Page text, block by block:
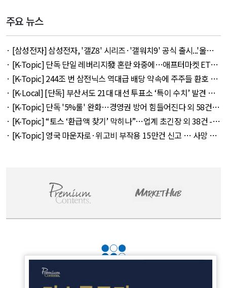
주요 뉴스
· [삼성전자] 삼성전자, '갤Z8' 시리즈·'갤워치9' 공식 출시...'울트
라' 257만 7300원 외 51건 - August 6, 2026
· [K-Topic] 단독 단일 레버리지發 혼란 와중에…애프터마켓 ETF
거래 강행 외 71건 - August 6, 2026
· [K-Topic] 244조 번 삼전닉스 역대급 배당 약속에 주주들 환호 외
21건 - August 6, 2026
· [K-Local] [단독] 부산서도 21대 대선 투표소 ‘특이 수치’ 발견 외
14건 - August 6, 2026
· [K-Topic] 단독 '5%룰' 완화…경영권 방어 힘들어진다 외 58건 -
August 7, 2026
· [K-Topic] “토스 ‘환급액 찾기’ 막히나”…업계 초긴장 외 38건 -
August 6, 2026
· [K-Topic] 영국 마운자로·위고비 부작용 15만건 신고 … 사망 연